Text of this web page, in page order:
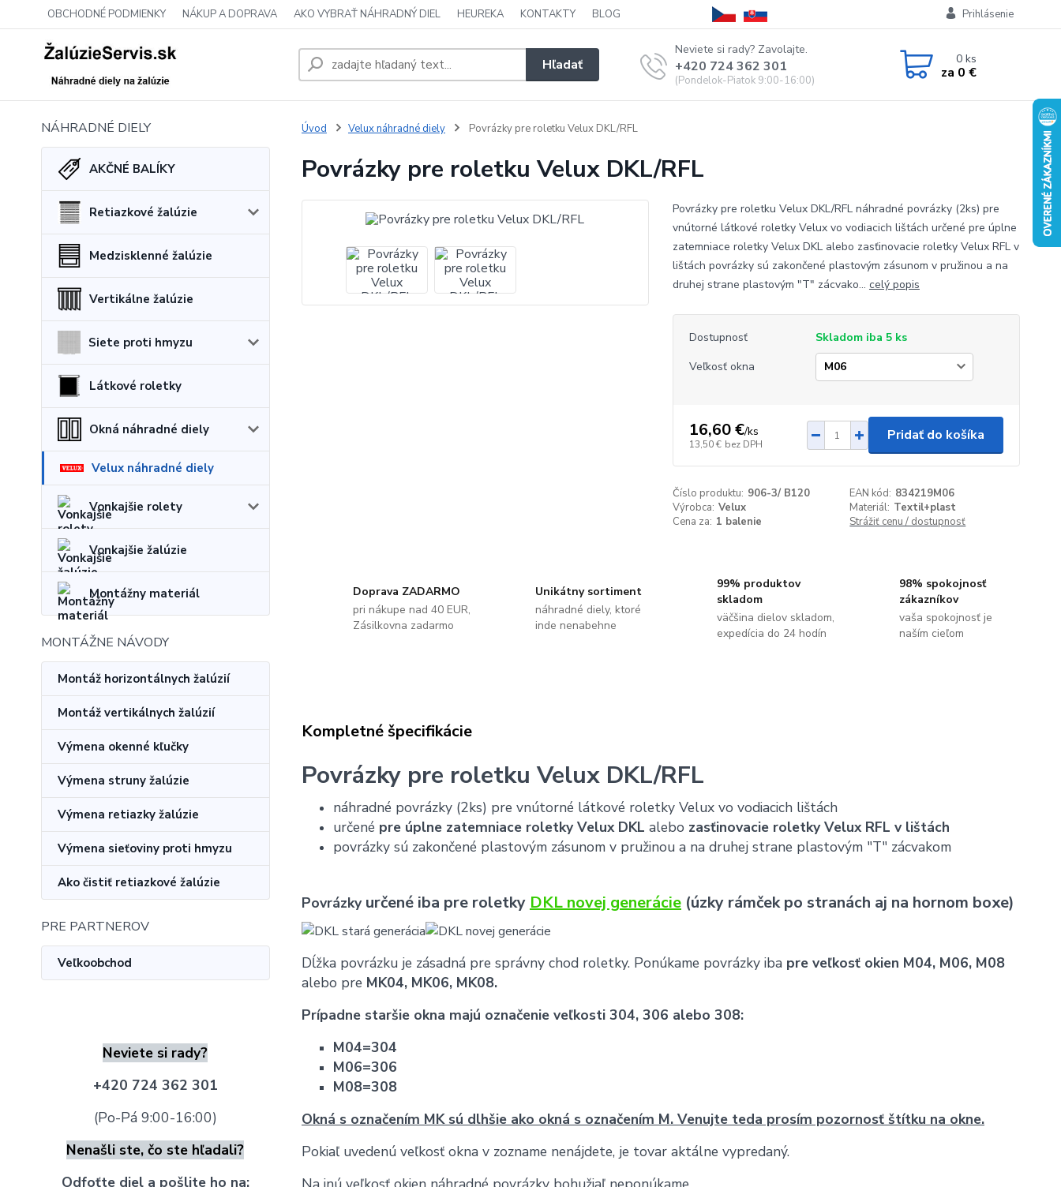
OBCHODNÉ PODMIENKY NÁKUP A DOPRAVA AKO VYBRAŤ NÁHRADNÝ DIEL HEUREKA KONTAKTY BLOG Prihlásenie
Hľadať
Neviete si rady? Zavolajte.
+420 724 362 301
(Pondelok-Piatok 9:00-16:00)
0ks
za 0 €
NÁHRADNÉ DIELY
AKČNÉ BALÍKY
Retiazkové žalúzie
Medzisklenné žalúzie
Vertikálne žalúzie
Siete proti hmyzu
Látkové roletky
Okná náhradné diely
Velux náhradné diely
Vonkajšie rolety
Vonkajšie žalúzie
Montážny materiál
MONTÁŽNE NÁVODY
Montáž horizontálnych žalúzií
Montáž vertikálnych žalúzií
Výmena okenné kľučky
Výmena struny žalúzie
Výmena retiazky žalúzie
Výmena sieťoviny proti hmyzu
Ako čistiť retiazkové žalúzie
PRE PARTNEROV
Veľkoobchod
Neviete si rady?
+420 724 362 301
(Po-Pá 9:00-16:00)
Nenašli ste, čo ste hľadali?
Odfoťte diel a pošlite ho na:
Úvod Velux náhradné diely Povrázky pre roletku Velux DKL/RFL
Povrázky pre roletku Velux DKL/RFL
Povrázky pre roletku Velux DKL/RFL náhradné povrázky (2ks) pre
vnútorné látkové roletky Velux vo vodiacich lištách určené pre úplne
zatemniace roletky Velux DKL alebo zasťinovacie roletky Velux RFL v
lištách povrázky sú zakončené plastovým zásunom v pružinou a na
druhej strane plastovým "T" zácvako... celý popis
Dostupnosť
Skladom iba 5 ks
Veľkosť okna
16,60 €/ks
13,50 € bez DPH
Pridať do košíka
Číslo produktu: 906-3/ B120 EAN kód: 834219M06
Výrobca: Velux Materiál: Textil+plast
Cena za: 1 balenie Strážiť cenu / dostupnosť
Doprava ZADARMO
pri nákupe nad 40 EUR,
Zásilkovna zadarmo
Unikátny sortiment
náhradné diely, ktoré
inde nenabehne
99% produktov
skladom
väčšina dielov skladom,
expedícia do 24 hodín
98% spokojnosť
zákazníkov
vaša spokojnosť je
naším cieľom
Kompletné špecifikácie
Povrázky pre roletku Velux DKL/RFL
náhradné povrázky (2ks) pre vnútorné látkové roletky Velux vo vodiacich lištách
určené pre úplne zatemniace roletky Velux DKL alebo zasťinovacie roletky Velux RFL v lištách
povrázky sú zakončené plastovým zásunom v pružinou a na druhej strane plastovým "T" zácvakom
Povrázky určené iba pre roletky DKL novej generácie(úzky rámček po stranách aj na hornom boxe)
Dĺžka povrázku je zásadná pre správny chod roletky. Ponúkame povrázky iba pre veľkosť okien M04, M06, M08
alebo pre MK04, MK06, MK08.
Prípadne staršie okna majú označenie veľkosti 304, 306 alebo 308:
M04=304
M06=306
M08=308
Okná s označením MK sú dlhšie ako okná s označením M. Venujte teda prosím pozornosť štítku na okne.
Pokiaľ uvedenú veľkosť okna v zozname nenájdete, je tovar aktálne vypredaný.